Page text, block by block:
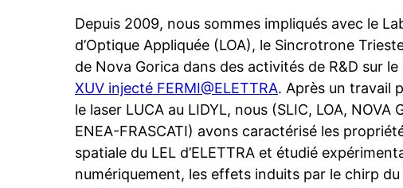
Depuis 2009, nous sommes impliqués avec le
d’Optique Appliquée (LOA), le Sincrotrone
de Nova Gorica dans des activités de R&D sur le
XUV injecté FERMI@ELETTRA. Après un travail
le laser LUCA au LIDYL, nous (SLIC, LOA, NOVA
ENEA-FRASCATI) avons caractérisé les
spatiale du LEL d’ELETTRA et étudié
numériquement, les effets induits par le chirp du